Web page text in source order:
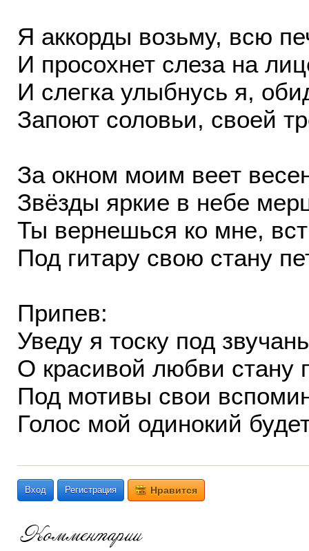
Я аккорды возьму, всю
И просохнет слеза на
И слегка улыбнусь я,
Запоют соловьи, своей
За окном моим веет
Звёзды яркие в небе
Ты вернешься ко мне,
Под гитару свою стану
Припев:
Уведу я тоску под
О красивой любви стану
Под мотивы свои
Голос мой одинокий
Вход Регистрация Нравится